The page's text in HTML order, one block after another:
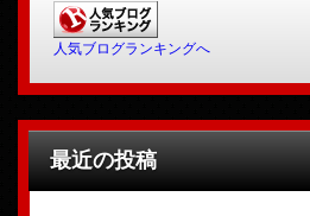
人気ブログランキングへ
最近の投稿